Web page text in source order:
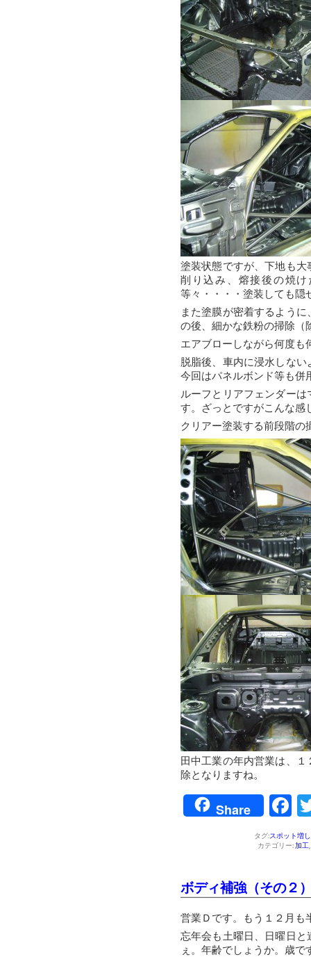
塗装状態ですが、下地も
削り込み、熔接後の焼
等々・・・・塗装しても隠
また塗膜が密着するよう
の後、細かな鉄粉の掃除（
エアブローしながら何度も
脱脂後、車内に浸水しな
今回はパネルボンド等も併
ルーフとリアフェンダー
す。ざっとですがこんな感
クリアー塗装する前段階の
田中工業の年内営業は、
除となりますね。
Share
タグ:スポット増し
カテゴリー:加工,
ボディ補強（その２
営業Ｄです。もう１２月も
忘年会も土曜日、日曜日
ぇ。年齢でしょうか。歳で